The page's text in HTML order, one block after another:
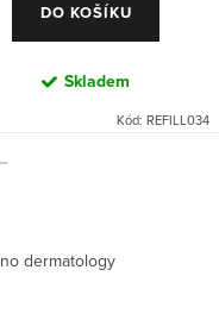
DO KOŠÍKU
Skladem
Kód: REFILL034
dermatology